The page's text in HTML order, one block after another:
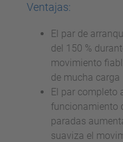
Ventajas:
El par de
del 150 %
movimiento
de mucha carga
El par completo
funcionamiento
paradas
suaviza el